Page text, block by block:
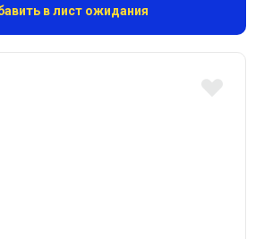
в лист ожидания